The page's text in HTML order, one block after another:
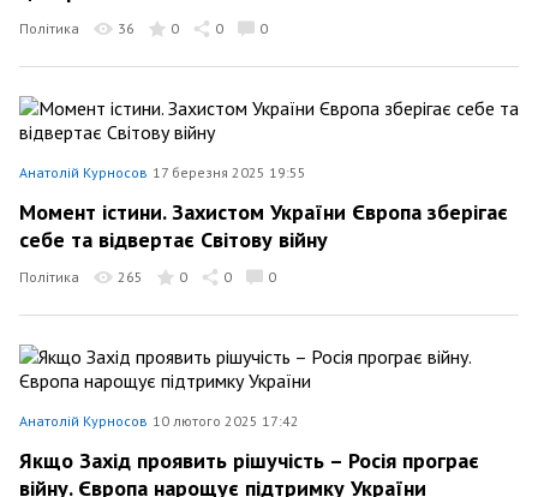
Політика 36 0 0 0
Анатолій Курносов 17 березня 2025 19:55
Момент істини. Захистом України Європа зберігає
себе та відвертає Світову війну
Політика 265 0 0 0
Анатолій Курносов 10 лютого 2025 17:42
Якщо Захід проявить рішучість – Росія програє
війну. Європа нарощує підтримку України